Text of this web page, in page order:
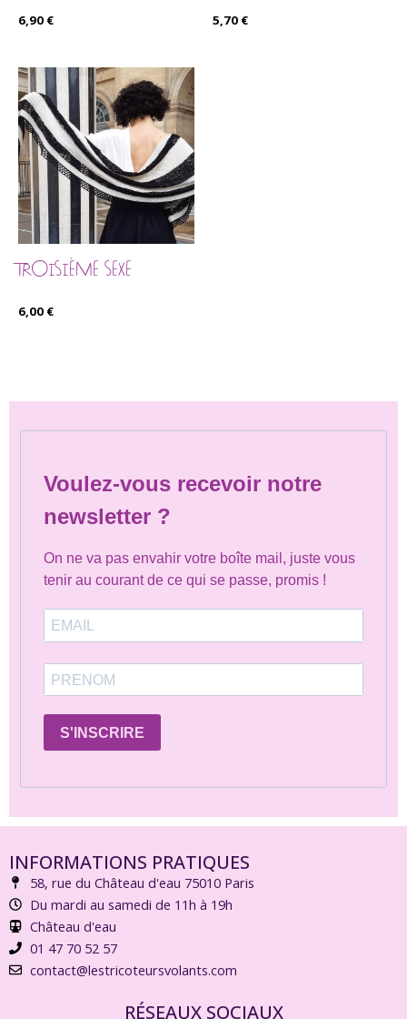
6,90 € 5,70 €
TROISIÈME SEXE
6,00 €
Voulez-vous recevoir notre
newsletter ?
On ne va pas envahir votre boîte mail, juste vous
tenir au courant de ce qui se passe, promis !
S'INSCRIRE
INFORMATIONS PRATIQUES
58, rue du Château d'eau 75010 Paris
Du mardi au samedi de 11h à 19h
Château d'eau
01 47 70 52 57
contact@lestricoteursvolants.com
RÉSEAUX SOCIAUX